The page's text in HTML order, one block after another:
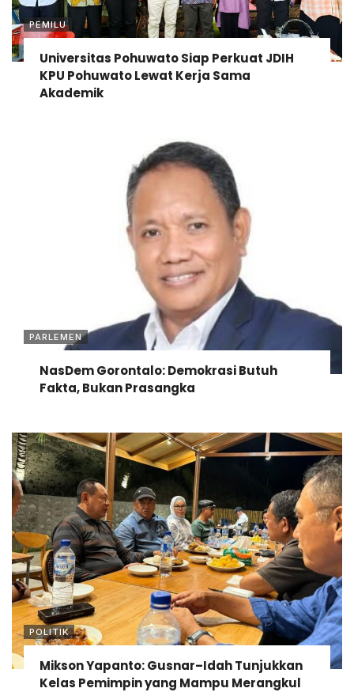
PEMILU
Universitas Pohuwato Siap Perkuat JDIH
KPU Pohuwato Lewat Kerja Sama
Akademik
PARLEMEN
NasDem Gorontalo: Demokrasi Butuh
Fakta, Bukan Prasangka
POLITIK
Mikson Yapanto: Gusnar–Idah Tunjukkan
Kelas Pemimpin yang Mampu Merangkul